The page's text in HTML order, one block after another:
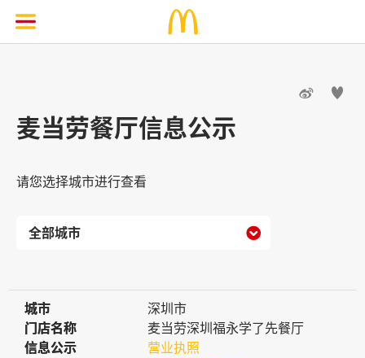
 
麦当劳餐厅信息公示
请您选择城市进行查看

城市
城市
深圳市
门店名称
门店名称
麦当劳深圳福永学了先餐厅
信息公示
信息公示
营业执照